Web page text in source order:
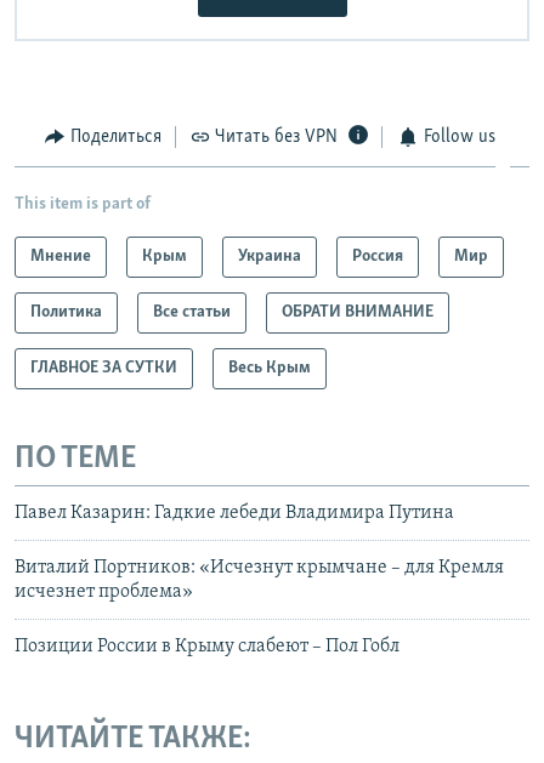
Поделиться Читать без VPN Follow us
This item is part of
Мнение Крым Украина Россия Мир
Политика Все статьи ОБРАТИ ВНИМАНИЕ
ГЛАВНОЕ ЗА СУТКИ Весь Крым
ПО ТЕМЕ
Павел Казарин: Гадкие лебеди Владимира Путина
Виталий Портников: «Исчезнут крымчане – для Кремля
исчезнет проблема»
Позиции России в Крыму слабеют – Пол Гобл
ЧИТАЙТЕ ТАКЖЕ: